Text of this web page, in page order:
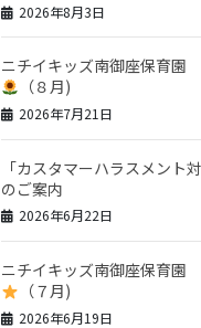
2026年8月3日
ニチイキッズ南御座保育園
（８月)
2026年7月21日
「カスタマーハラスメント
のご案内
2026年6月22日
ニチイキッズ南御座保育園
（７月)
2026年6月19日